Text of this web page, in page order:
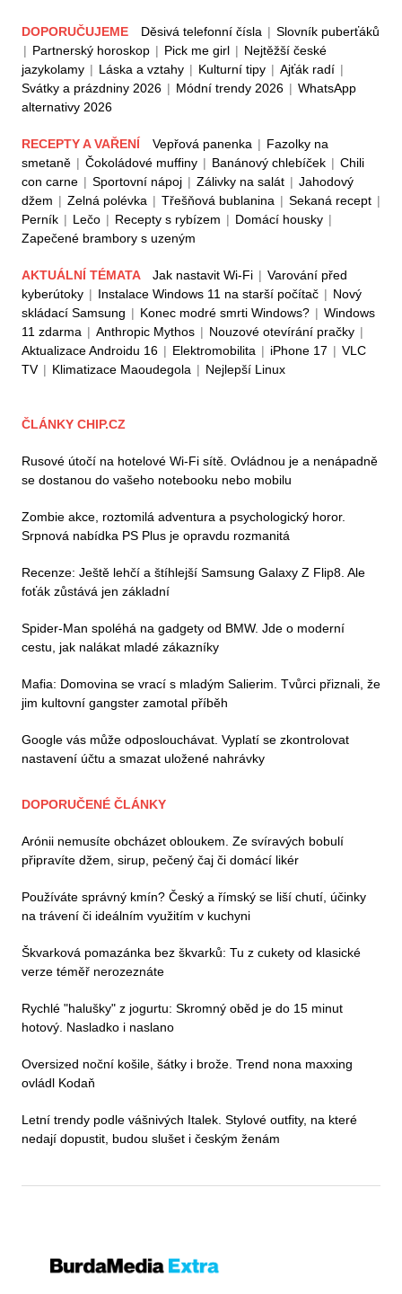
DOPORUČUJEME Děsivá telefonní čísla | Slovník puberťáků
| Partnerský horoskop | Pick me girl | Nejtěžší české
jazykolamy | Láska a vztahy | Kulturní tipy | Ajťák radí |
Svátky a prázdniny 2026 | Módní trendy 2026 | WhatsApp
alternativy 2026
RECEPTY A VAŘENÍ Vepřová panenka | Fazolky na
smetaně | Čokoládové muffiny | Banánový chlebíček | Chili
con carne | Sportovní nápoj | Zálivky na salát | Jahodový
džem | Zelná polévka | Třešňová bublanina | Sekaná recept |
Perník | Lečo | Recepty s rybízem | Domácí housky |
Zapečené brambory s uzeným
AKTUÁLNÍ TÉMATA Jak nastavit Wi-Fi | Varování před
kyberútoky | Instalace Windows 11 na starší počítač | Nový
skládací Samsung | Konec modré smrti Windows? | Windows
11 zdarma | Anthropic Mythos | Nouzové otevírání pračky |
Aktualizace Androidu 16 | Elektromobilita | iPhone 17 | VLC
TV | Klimatizace Maoudegola | Nejlepší Linux
ČLÁNKY CHIP.CZ
Rusové útočí na hotelové Wi-Fi sítě. Ovládnou je a nenápadně
se dostanou do vašeho notebooku nebo mobilu
Zombie akce, roztomilá adventura a psychologický horor.
Srpnová nabídka PS Plus je opravdu rozmanitá
Recenze: Ještě lehčí a štíhlejší Samsung Galaxy Z Flip8. Ale
foťák zůstává jen základní
Spider-Man spoléhá na gadgety od BMW. Jde o moderní
cestu, jak nalákat mladé zákazníky
Mafia: Domovina se vrací s mladým Salierim. Tvůrci přiznali, že
jim kultovní gangster zamotal příběh
Google vás může odposlouchávat. Vyplatí se zkontrolovat
nastavení účtu a smazat uložené nahrávky
DOPORUČENÉ ČLÁNKY
Arónii nemusíte obcházet obloukem. Ze svíravých bobulí
připravíte džem, sirup, pečený čaj či domácí likér
Používáte správný kmín? Český a římský se liší chutí, účinky
na trávení či ideálním využitím v kuchyni
Škvarková pomazánka bez škvarků: Tu z cukety od klasické
verze téměř nerozeznáte
Rychlé "halušky" z jogurtu: Skromný oběd je do 15 minut
hotový. Nasladko i naslano
Oversized noční košile, šátky i brože. Trend nona maxxing
ovládl Kodaň
Letní trendy podle vášnivých Italek. Stylové outfity, na které
nedají dopustit, budou slušet i českým ženám